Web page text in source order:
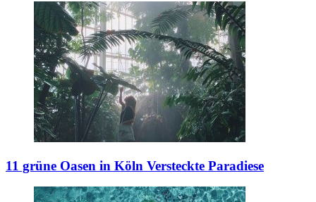
11 grüne Oasen in Köln Versteckte Paradiese